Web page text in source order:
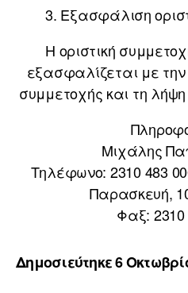
3. Εξασφάλιση
Η οριστική
εξασφαλίζεται με
συμμετοχής και τη λήψη
Μιχάλης
Τηλέφωνο: 2310 483
Παρασκευή,
Φαξ: 2310
Δημοσιεύτηκε 6